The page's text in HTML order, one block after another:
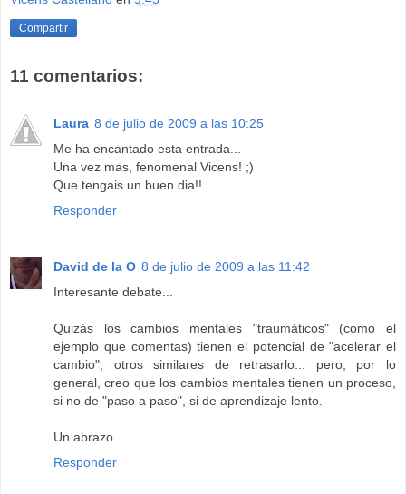
Compartir
11 comentarios:
Laura 8 de julio de 2009 a las 10:25
Me ha encantado esta entrada...
Una vez mas, fenomenal Vicens! ;)
Que tengais un buen dia!!
Responder
David de la O 8 de julio de 2009 a las 11:42
Interesante debate...
Quizás los cambios mentales "traumáticos" (como el
ejemplo que comentas) tienen el potencial de "acelerar el
cambio", otros similares de retrasarlo... pero, por lo
general, creo que los cambios mentales tienen un proceso,
si no de "paso a paso", si de aprendizaje lento.
Un abrazo.
Responder